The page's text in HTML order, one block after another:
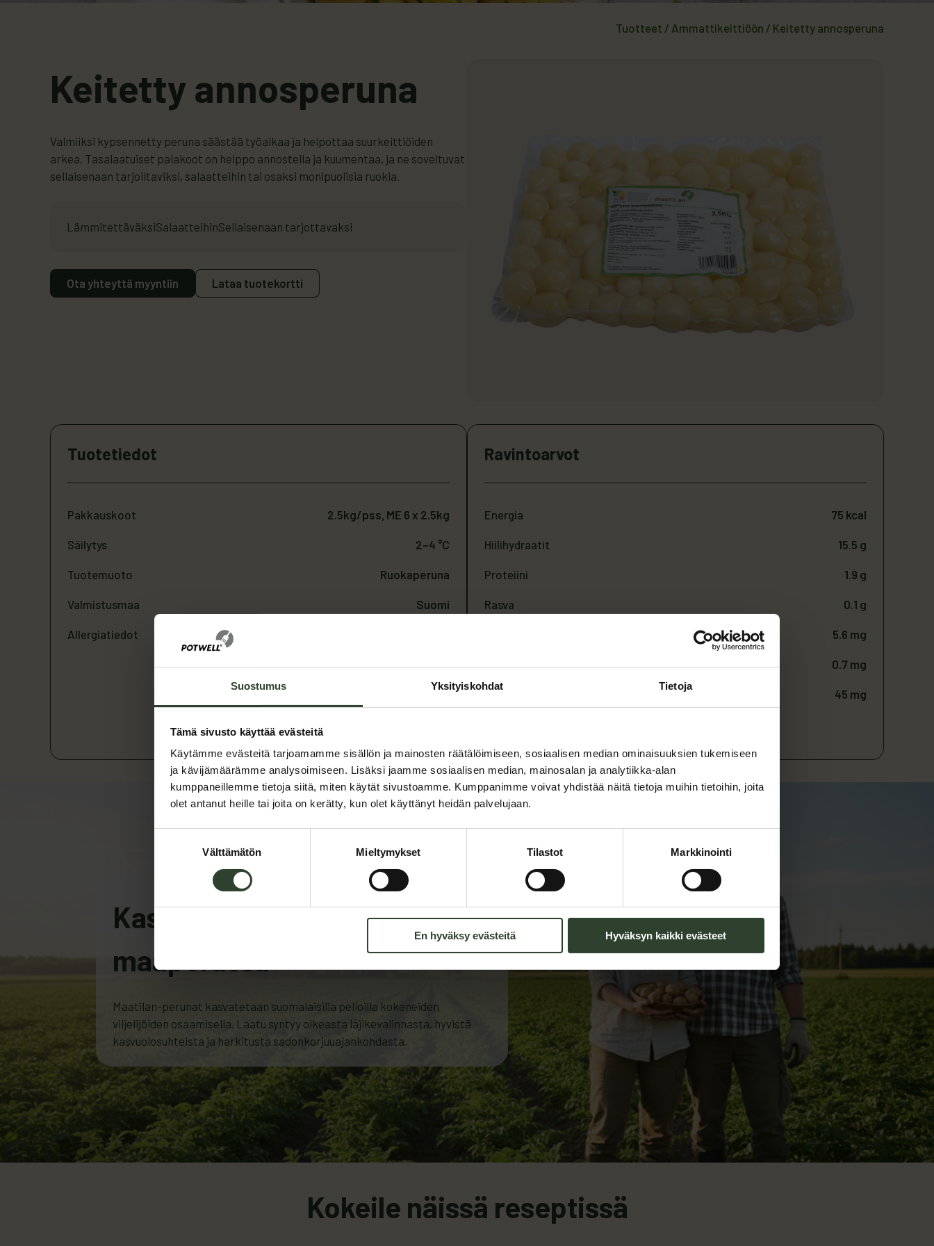
Suostumus Yksityiskohdat Tietoja
Tämä sivusto käyttää evästeitä
Käytämme evästeitä tarjoamamme sisällön ja mainosten räätälöimiseen, sosiaalisen median ominaisuuksien tukemiseen
ja kävijämäärämme analysoimiseen. Lisäksi jaamme sosiaalisen median, mainosalan ja analytiikka-alan
kumppaneillemme tietoja siitä, miten käytät sivustoamme. Kumppanimme voivat yhdistää näitä tietoja muihin tietoihin, joita
olet antanut heille tai joita on kerätty, kun olet käyttänyt heidän palvelujaan.
Välttämätön Mieltymykset Tilastot Markkinointi
En hyväksy evästeitä Hyväksyn kaikki evästeet
Tuotteet / Ammattikeittiöön / Keitetty annosperuna
Keitetty annosperuna
Valmiiksi kypsennetty peruna säästää työaikaa ja helpottaa suurkeittiöiden
arkea. Tasalaatuiset palakoot on helppo annostella ja kuumentaa, ja ne soveltuvat
sellaisenaan tarjoiltaviksi, salaatteihin tai osaksi monipuolisia ruokia.
LämmitettäväksiSalaatteihinSellaisenaan tarjottavaksi
Ota yhteyttä myyntiin Lataa tuotekortti
Tuotetiedot
Pakkauskoot 2.5kg/pss, ME 6 x 2.5kg
Säilytys 2–4 °C
Tuotemuoto Ruokaperuna
Valmistusmaa Suomi
Allergiatiedot
Ravintoarvot
Energia 75 kcal
Hiilihydraatit 15.5 g
Proteiini 1.9 g
Rasva 0.1 g
5.6 mg
Rauta 0.7 mg
Fosfori 45 mg
Kasvanut suomalaisessa
maaperässä
Maatilan-perunat kasvatetaan suomalaisilla pelloilla kokeneiden
viljelijöiden osaamisella. Laatu syntyy oikeasta lajikevalinnasta, hyvistä
kasvuolosuhteista ja harkitusta sadonkorjuuajankohdasta.
Kokeile näissä reseptissä